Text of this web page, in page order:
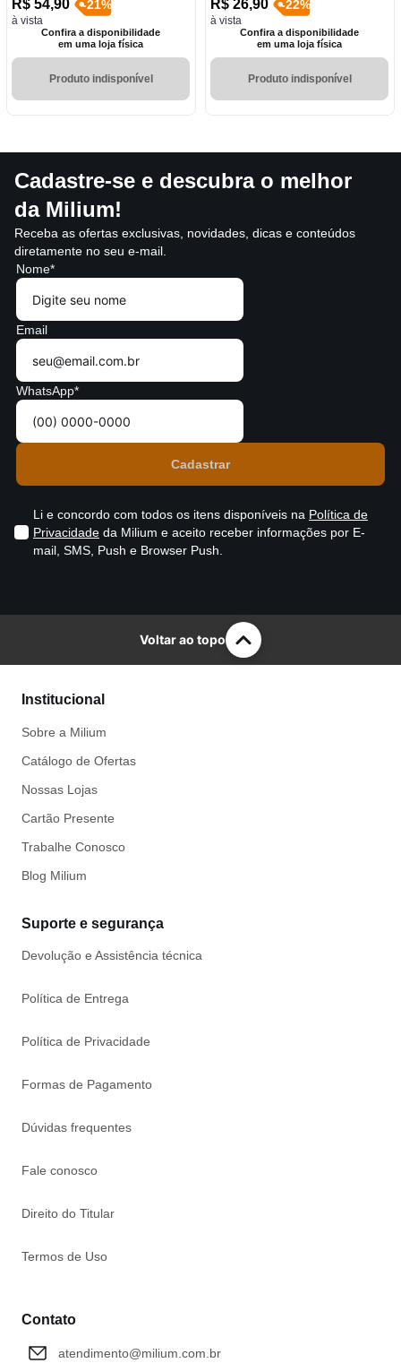
R$ 54,90
à vista
-21%
Confira a disponibilidade
em uma loja física
Produto indisponível
R$ 26,90
à vista
-22%
Confira a disponibilidade
em uma loja física
Produto indisponível
Cadastre-se e descubra o melhor
da Milium!
Receba as ofertas exclusivas, novidades, dicas e conteúdos
diretamente no seu e-mail.
Nome*
Email
WhatsApp*
Li e concordo com todos os itens disponíveis na Política de
Privacidade da Milium e aceito receber informações por E-
mail, SMS, Push e Browser Push.
Voltar ao topo
Institucional
Sobre a Milium
Catálogo de Ofertas
Nossas Lojas
Cartão Presente
Trabalhe Conosco
Blog Milium
Suporte e segurança
Devolução e Assistência técnica
Política de Entrega
Política de Privacidade
Formas de Pagamento
Dúvidas frequentes
Fale conosco
Direito do Titular
Termos de Uso
Contato
atendimento@milium.com.br